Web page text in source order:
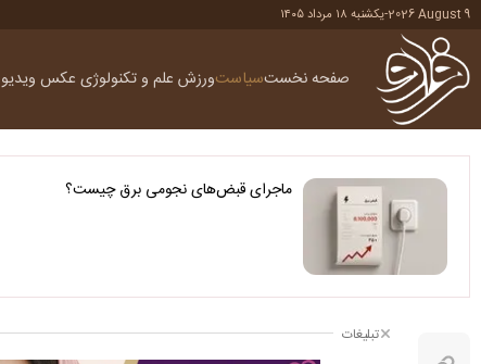
2026 August 9
-یکشنبه ۱۸ مرداد ۱۴۰۵
صفحه نخستسیاستورزش علم و تکنولوژی عکس ویدیو
ماجرای قبض‌های نجومی برق چیست؟
تبلیغات